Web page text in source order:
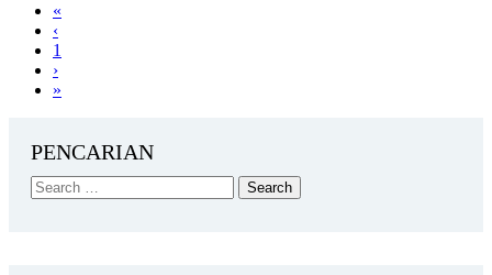
«
‹
1
›
»
PENCARIAN